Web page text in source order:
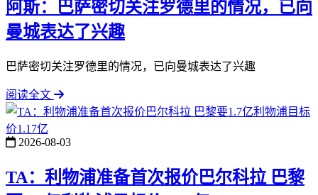
阿斯：巴萨密切关注罗德里的情况，已向
曼城表达了兴趣
巴萨密切关注罗德里的情况，已向曼城表达了兴趣
阅读全文
2026-08-03
TA：利物浦准备首次报价巴尔科拉 巴黎